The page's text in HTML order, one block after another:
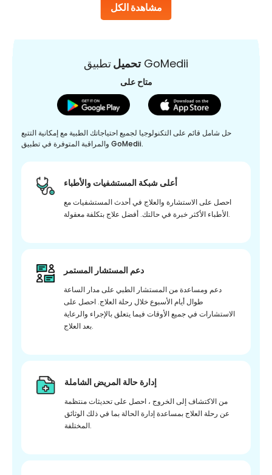
مشاهدة الكل
تحميلتطبيق GoMedii
متاح على
حل شامل قائم على التكنولوجيا لجميع احتياجاتك الطبية مع إمكانية التتبع
والمراقبة المتوفرة في تطبيق GoMedii.
أعلى شبكة المستشفيات والأطباء
احصل على الاستشارة والعلاج في أحدث المستشفيات مع
الأطباء الأكثر خبرة في حالتك. أفضل علاج بتكلفة معقولة.
دعم المستشار المستمر
دعم ومساعدة من المستشار الطبي على مدار الساعة
طوال أيام الأسبوع خلال رحلة العلاج. احصل على
الاستشارات في جميع الأوقات فيما يتعلق بالإجراء والرعاية
بعد العلاج.
إدارة حالة المريض الشاملة
من الاكتشاف إلى الخروج ، احصل على تحديثات منتظمة
عن رحلة العلاج بمساعدة إدارة الحالة بما في ذلك الوثائق
المختلفة.